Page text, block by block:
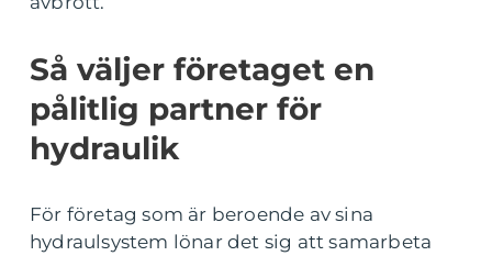
Så väljer företaget en
pålitlig partner för
hydraulik
För företag som är beroende av sina
hydraulsystem lönar det sig att samarbeta